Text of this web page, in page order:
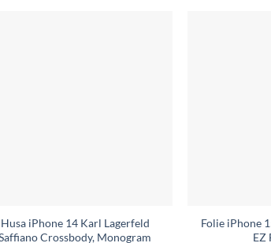
Husa iPhone 14 Karl Lagerfeld
Crossbody, Monogram
Folie iPhone
EZ